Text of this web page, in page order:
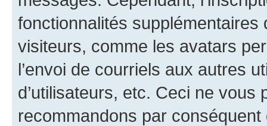
fonctionnalités
visiteurs, comme les avatars
l’envoi de courriels aux autres
d’utilisateurs, etc. Ceci ne vous
recommandons par conséquent